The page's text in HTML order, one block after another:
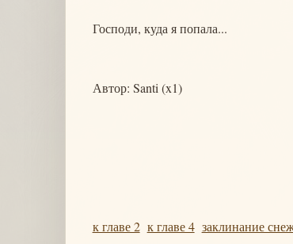
Господи, куда я попала...
Автор: Santi (x1)
к главе 2 к главе 4 заклинание